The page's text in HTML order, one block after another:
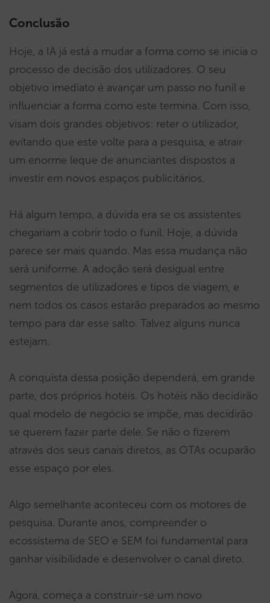
Conclusão
Hoje, a IA já está a mudar a forma como se inicia o
processo de decisão dos utilizadores. O seu
objetivo imediato é avançar um passo no funil e
influenciar a forma como este termina. Com isso,
visam dois grandes objetivos: reter o utilizador,
evitando que este volte para a pesquisa, e atrair
um enorme leque de anunciantes dispostos a
investir em novos espaços publicitários.
Há algum tempo, a dúvida era se os assistentes
chegariam a cobrir todo o funil. Hoje, a dúvida
parece ser mais quando. Mas essa mudança não
será uniforme. A adoção será desigual entre
segmentos de utilizadores e tipos de viagem, e
nem todos os casos estarão preparados ao mesmo
tempo para dar esse salto. Talvez alguns nunca
estejam.
A conquista dessa posição dependerá, em grande
parte, dos próprios hotéis. Os hotéis não decidirão
qual modelo de negócio se impõe, mas decidirão
se querem fazer parte dele. Se não o fizerem
através dos seus canais diretos, as OTAs ocuparão
esse espaço por eles.
Algo semelhante aconteceu com os motores de
pesquisa. Durante anos, compreender o
ecossistema de SEO e SEM foi fundamental para
ganhar visibilidade e desenvolver o canal direto.
Agora, começa a construir-se um novo